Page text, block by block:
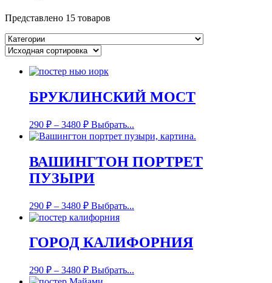
Представлено 15 товаров
БРУКЛИНСКИЙ МОСТ
290 ₽ – 3480 ₽ Выбрать...
ВАШИНГТОН ПОРТРЕТ
ПУЗЫРИ
290 ₽ – 3480 ₽ Выбрать...
ГОРОД КАЛИФОРНИЯ
290 ₽ – 3480 ₽ Выбрать...